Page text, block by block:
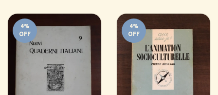
4%
OFF
4%
OFF